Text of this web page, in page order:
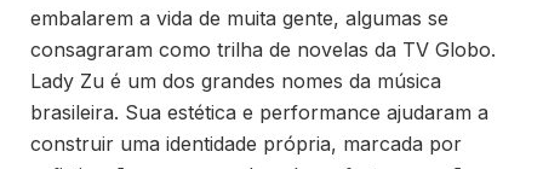
embalarem a vida de muita gente, algumas se
consagraram como trilha de novelas da TV Globo.
Lady Zu é um dos grandes nomes da música
brasileira. Sua estética e performance ajudaram a
construir uma identidade própria, marcada por